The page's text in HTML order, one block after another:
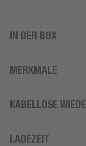
IN DER BOX
MERKMALE
KABELLOSE
LADEZEIT